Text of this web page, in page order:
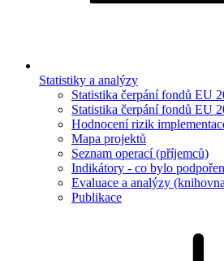
Statistiky a analýzy
Statistika čerpání fondů EU
Statistika čerpání fondů EU
Hodnocení rizik
Mapa projektů
Seznam operací (příjemců)
Indikátory - co bylo
Evaluace a analýzy
Publikace